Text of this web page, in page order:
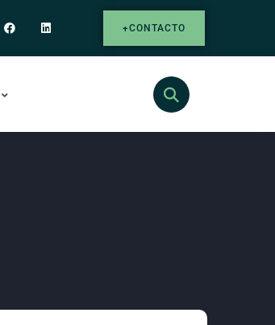
+CONTACTO